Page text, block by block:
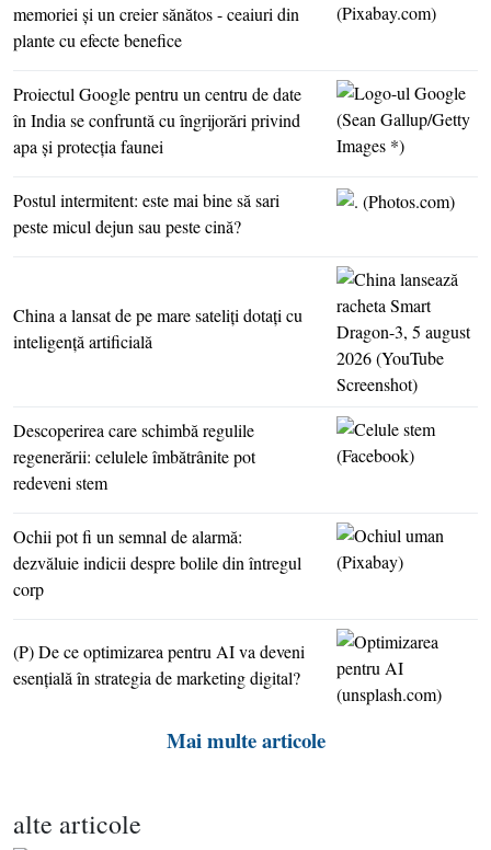
alte articole
memoriei şi un creier sănătos - ceaiuri din
plante cu efecte benefice
Proiectul Google pentru un centru de date
în India se confruntă cu îngrijorări privind
apa şi protecţia faunei
Postul intermitent: este mai bine să sari
peste micul dejun sau peste cină?
China a lansat de pe mare sateliţi dotaţi cu
inteligenţă artificială
Descoperirea care schimbă regulile
regenerării: celulele îmbătrânite pot
redeveni stem
Ochii pot fi un semnal de alarmă:
dezvăluie indicii despre bolile din întregul
corp
(P) De ce optimizarea pentru AI va deveni
esenţială în strategia de marketing digital?
Mai multe articole